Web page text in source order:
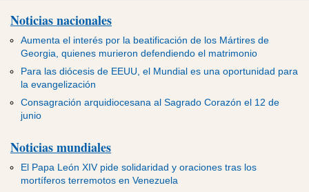
Noticias nacionales
Aumenta el interés por la beatificación de los Mártires de
Georgia, quienes murieron defendiendo el matrimonio
Para las diócesis de EEUU, el Mundial es una oportunidad para
la evangelización
Consagración arquidiocesana al Sagrado Corazón el 12 de
junio
Noticias mundiales
El Papa León XIV pide solidaridad y oraciones tras los
mortíferos terremotos en Venezuela